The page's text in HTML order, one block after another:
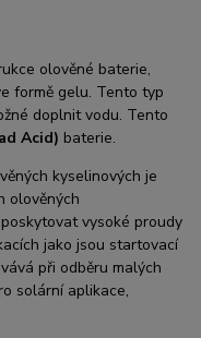
olověné baterie,
formě gelu. Tento typ
doplnit vodu. Tento
Acid) baterie.
kyselinových je
olověných
vysoké proudy
jako jsou startovací
při odběru malých
solární aplikace,